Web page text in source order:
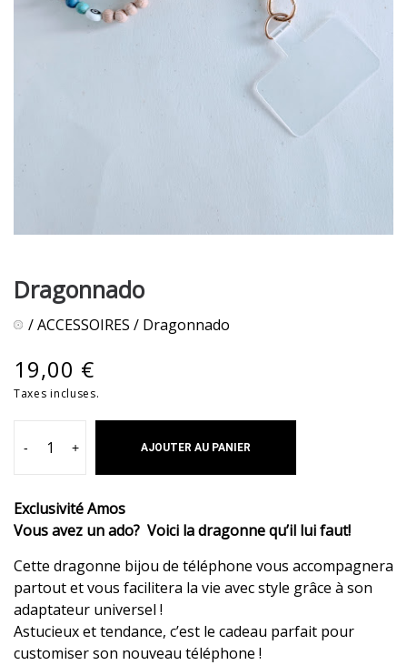
Dragonnado
/ACCESSOIRES / Dragonnado
19,00 €
Taxes incluses.
- + AJOUTER AU PANIER
Exclusivité Amos
Vous avez un ado? Voici la dragonne qu’il lui faut!
Cette dragonne bijou de téléphone vous accompagnera
partout et vous facilitera la vie avec style grâce à son
adaptateur universel !
Astucieux et tendance, c’est le cadeau parfait pour
customiser son nouveau téléphone !